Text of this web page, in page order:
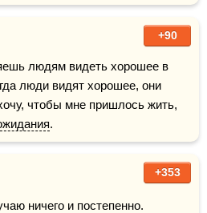
+90
люди видят хорошее, они
чтобы мне пришлось жить,
.
+353
ничего и постепенно.